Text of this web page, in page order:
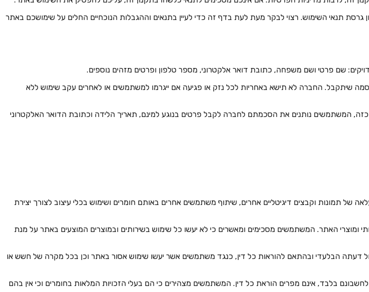
גרסת תנאי השימוש. רצוי לבקר מעת לעת בדף זה כדי לעיין בתנאים וההגבלות הנוכחיים החלים על שימושכם באתר
שיתקבל. החברה לא תישא באחריות לכל נזק או פגיעה אם ייגרמו למשתמשים או לאחרים עקב שימוש ללא
כזה, המשתמשים נותנים את הסכמתם לחברה לקבל פרטים בנוגע למינם, תאריך הלידה וכתובת הדואר האלקטרוני
של תמונות וקבצים דיגיטליים אחרים, שיתוף משתמשים אחרים באותם חומרים ושימוש בכלי עיצוב לצורך יצירת
ומוצרי האתר. המשתמשים מסכימים ומאשרים כי לא יעשו כל שימוש בשירותים ובמוצרים המוצעים באתר על מנת
דעתה הבלעדי ובהתאם להוראות כל דין, כנגד משתמשים אשר יעשו שימוש אסור באתר וכן בכל מקרה של חשש או
בלבד, אינם מפרים הוראת כל דין. המשתמשים מצהירים כי הם בעלי הזכויות המלאות בחומרים וכי אין בהם